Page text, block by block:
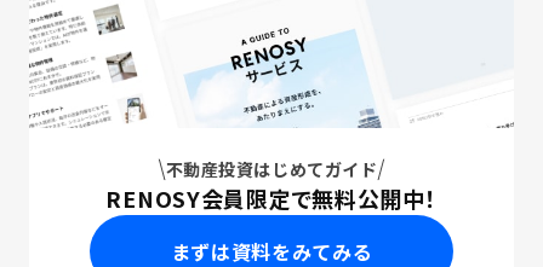
不動産投資はじめてガイド
RENOSY会員限定で無料公開中！
まずは資料をみてみる